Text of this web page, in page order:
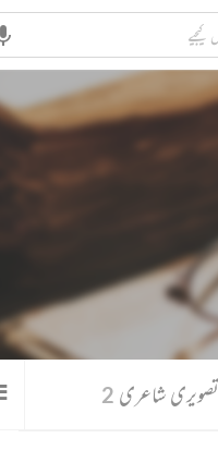
تصویری شاعری 2